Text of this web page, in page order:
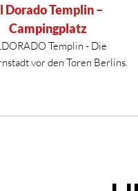
Preis ist: 10,00 €.
Dorado Templin –
Campingplatz
Templin - Die
vor den Toren Berlins.